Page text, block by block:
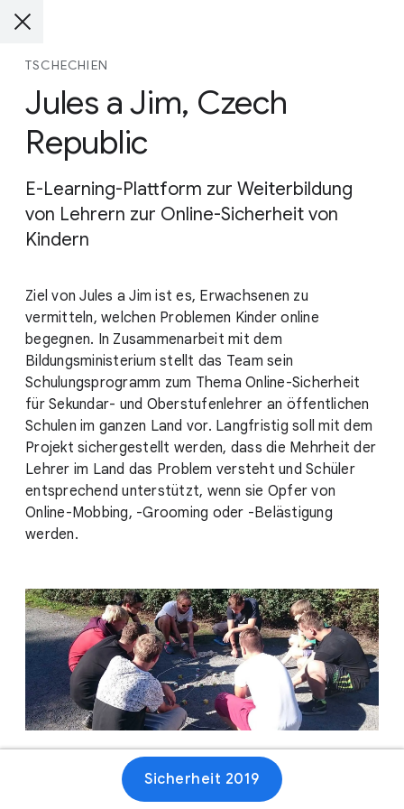
TSCHECHIEN
Jules a Jim, Czech
Republic
E-Learning-Plattform zur Weiterbildung
von Lehrern zur Online-Sicherheit von
Kindern
Ziel von Jules a Jim ist es, Erwachsenen zu
vermitteln, welchen Problemen Kinder online
begegnen. In Zusammenarbeit mit dem
Bildungsministerium stellt das Team sein
Schulungsprogramm zum Thema Online-Sicherheit
für Sekundar- und Oberstufenlehrer an öffentlichen
Schulen im ganzen Land vor. Langfristig soll mit dem
Projekt sichergestellt werden, dass die Mehrheit der
Lehrer im Land das Problem versteht und Schüler
entsprechend unterstützt, wenn sie Opfer von
Online-Mobbing, -Grooming oder -Belästigung
werden.
Sicherheit 2019